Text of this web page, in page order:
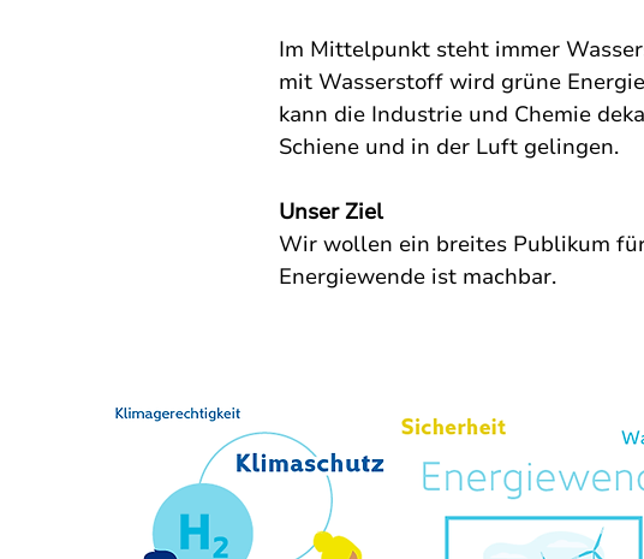
Im Mittelpunkt steht immer
mit Wasserstoff wird grüne
kann die Industrie und Chemie
Schiene und in der Luft gelingen.
Unser Ziel
Wir wollen ein breites Publikum
Energiewende ist machbar.